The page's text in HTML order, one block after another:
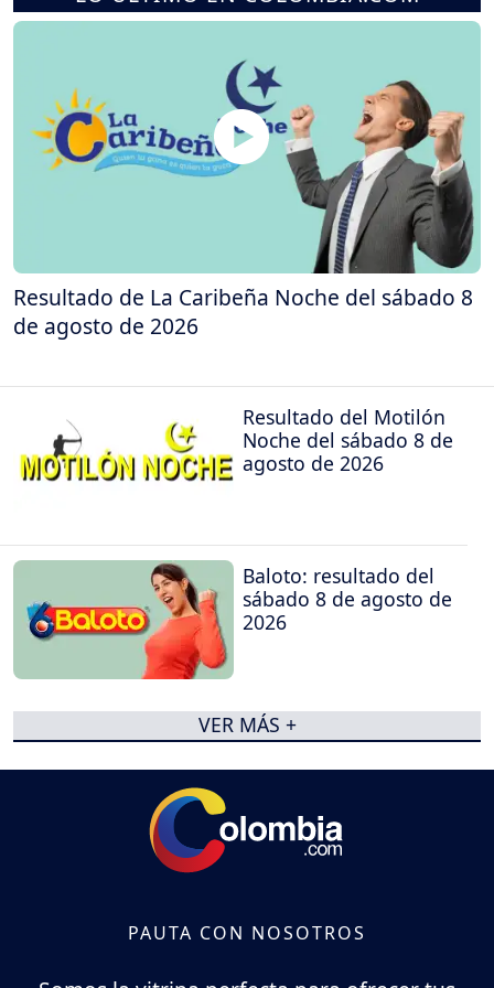
Resultado de La Caribeña Noche del sábado 8
de agosto de 2026
Resultado del Motilón
Noche del sábado 8 de
agosto de 2026
Baloto: resultado del
sábado 8 de agosto de
2026
VER MÁS +
PAUTA CON NOSOTROS